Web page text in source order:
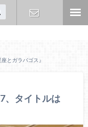
せ
とガラパゴス』
、タイトルは